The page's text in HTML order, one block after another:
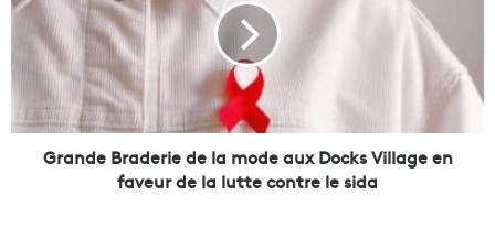
g
r
e
d
u
n
B
a
Grande Braderie de la mode aux Docks Village en
faveur de la lutte contre le sida